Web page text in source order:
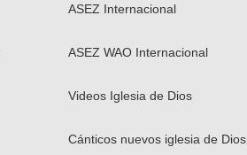
ASEZ Internacional
ASEZ WAO Internacional
Videos Iglesia de Dios
Cánticos nuevos iglesia de Dios